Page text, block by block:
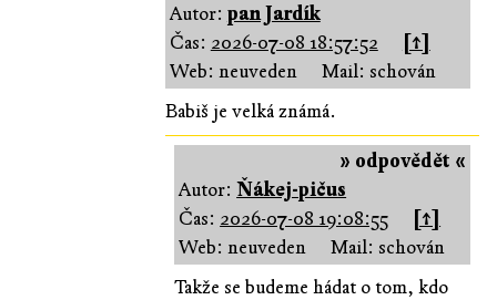
Autor: pan Jardík
Čas: 2026-07-08 18:57:52
[↑]
Web: neuveden
Mail: schován
Babiš je velká známá.
» odpovědět «
Autor:Ňákej-pičus
Čas: 2026-07-08 19:08:55
[↑]
Web: neuveden
Mail: schován
Takže se budeme hádat o tom, kdo